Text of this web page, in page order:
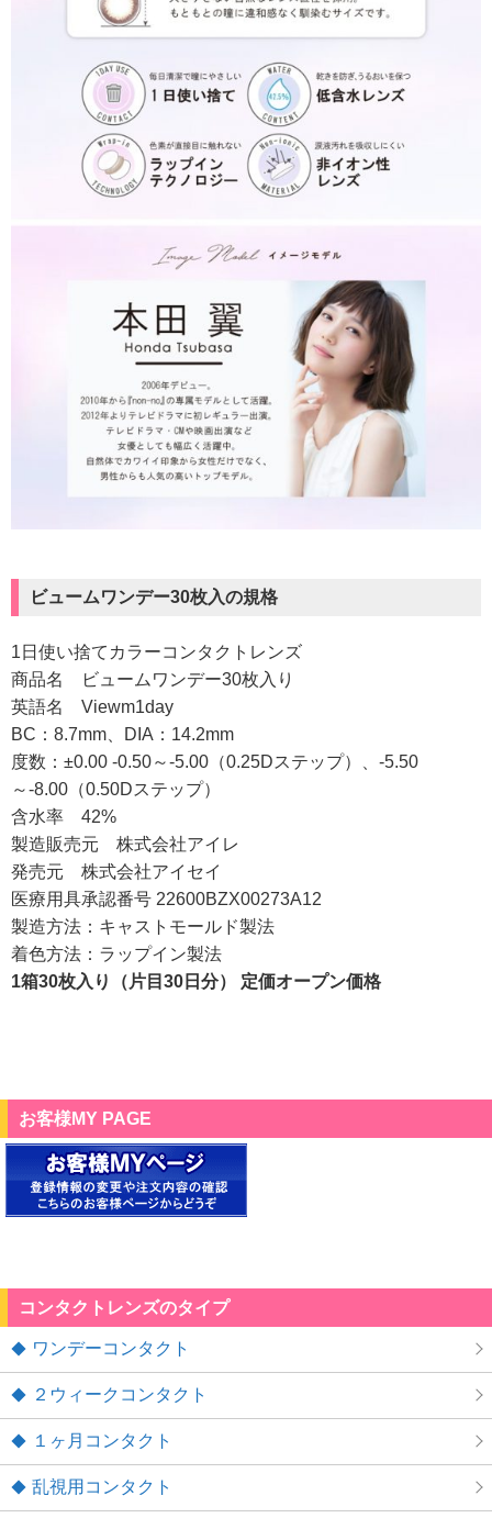
ビュームワンデー30枚入の規格
1日使い捨てカラーコンタクトレンズ
商品名 ビュームワンデー30枚入り
英語名 Viewm1day
BC：8.7mm、DIA：14.2mm
度数：±0.00 -0.50～-5.00（0.25Dステップ）、-5.50
～-8.00（0.50Dステップ）
含水率 42%
製造販売元 株式会社アイレ
発売元 株式会社アイセイ
医療用具承認番号 22600BZX00273A12
製造方法：キャストモールド製法
着色方法：ラップイン製法
1箱30枚入り（片目30日分） 定価オープン価格
お客様MY PAGE
コンタクトレンズのタイプ
ワンデーコンタクト
２ウィークコンタクト
１ヶ月コンタクト
乱視用コンタクト